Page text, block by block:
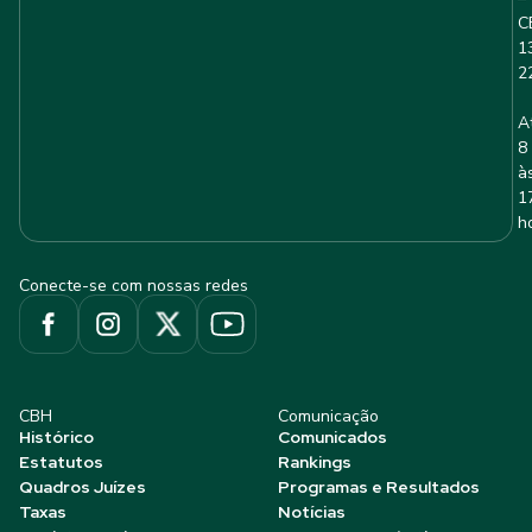
8
Conecte-se com nossas redes
CBH
Histórico
Estatutos
Quadros Juízes
Taxas
Comunicação
Comunicados
Rankings
Programas e Resultados
Notícias